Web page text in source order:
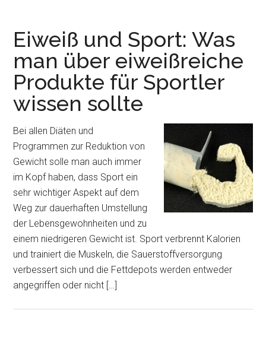
Eiweiß und Sport: Was
man über eiweißreiche
Produkte für Sportler
wissen sollte
Bei allen Diäten und
Programmen zur Reduktion von
Gewicht solle man auch immer
im Kopf haben, dass Sport ein
sehr wichtiger Aspekt auf dem
Weg zur dauerhaften Umstellung
der Lebensgewohnheiten und zu
einem niedrigeren Gewicht ist. Sport verbrennt Kalorien
und trainiert die Muskeln, die Sauerstoffversorgung
verbessert sich und die Fettdepots werden entweder
angegriffen oder nicht […]